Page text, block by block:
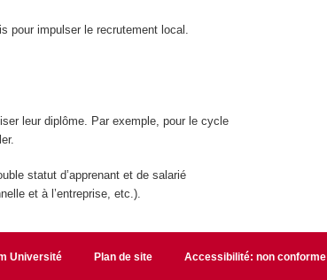
pour impulser le recrutement local.
leur diplôme. Par exemple, pour le cycle
statut d’apprenant et de salarié
et à l’entreprise, etc.).
Université Plan de site Accessibilité: non conforme